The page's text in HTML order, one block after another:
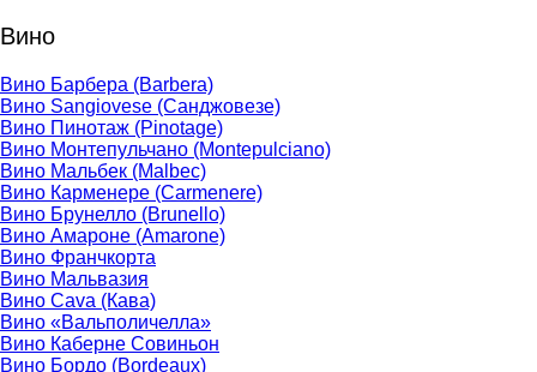
Вино
Вино Барбера (Barbera)
Вино Sangiovese (Санджовезе)
Вино Пинотаж (Pinotage)
Вино Монтепульчано (Montepulciano)
Вино Мальбек (Malbec)
Вино Карменере (Carmenere)
Вино Брунелло (Brunello)
Вино Амароне (Amarone)
Вино Франчкорта
Вино Мальвазия
Вино Cava (Кава)
Вино «Вальполичелла»
Вино Каберне Совиньон
Вино Бордо (Bordeaux)